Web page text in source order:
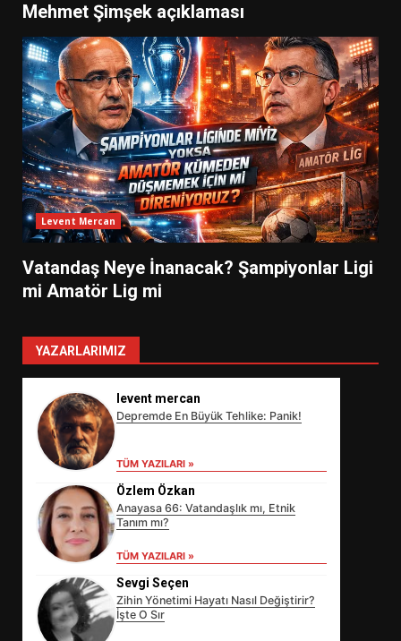
Mehmet Şimşek açıklaması
Levent Mercan
Vatandaş Neye İnanacak? Şampiyonlar Ligi
mi Amatör Lig mi
YAZARLARIMIZ
levent mercan
Depremde En Büyük Tehlike: Panik!
TÜM YAZILARI »
Özlem Özkan
Anayasa 66: Vatandaşlık mı, Etnik
Tanım mı?
TÜM YAZILARI »
Sevgi Seçen
Zihin Yönetimi Hayatı Nasıl Değiştirir?
İşte O Sır